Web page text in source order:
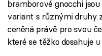
bramborové gnocchi
variant s různými druhy
ceněná právě pro svou
které se těžko dosahuje